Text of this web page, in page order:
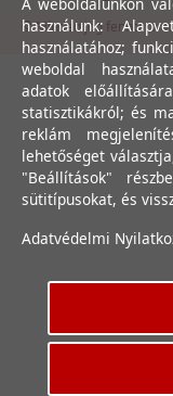
© Minden jog
használunk:
használatához;
weboldal
adatok
statisztikákról; és
reklám
lehetőséget
"Beállítások"
sütitípusokat, és
Adatvédelmi